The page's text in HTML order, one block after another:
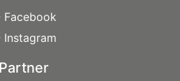
Facebook
Instagram
Partner